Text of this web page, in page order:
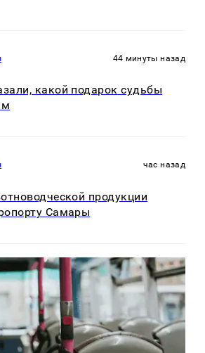
44 минуты назад
какой подарок судьбы
час назад
продукции
Самары